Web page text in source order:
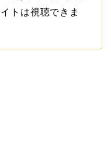
トは視聴できま